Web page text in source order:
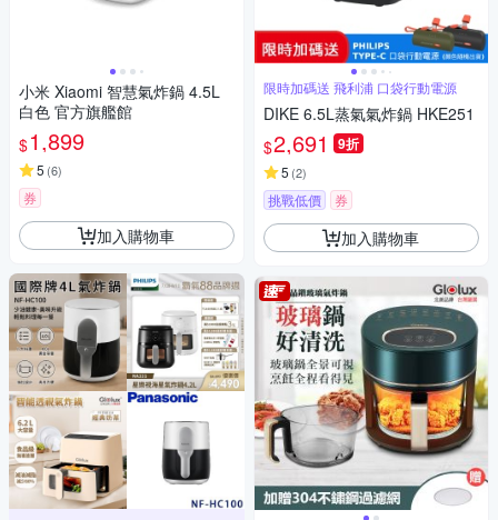
小米 Xiaomi 智慧氣炸鍋 4.5L
白色 官方旗艦館
$1,899
5 (6)
券
加入購物車
限時加碼送 飛利浦 口袋行動電源
DIKE 6.5L蒸氣氣炸鍋 HKE251
$2,691 9折
5 (2)
挑戰低價 券
加入購物車